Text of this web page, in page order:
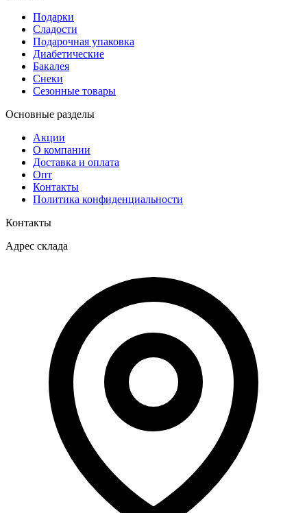
Подарки
Сладости
Подарочная упаковка
Диабетические
Бакалея
Снеки
Сезонные товары
Основные разделы
Акции
О компании
Доставка и оплата
Опт
Контакты
Политика конфиденциальности
Контакты
Адрес склада